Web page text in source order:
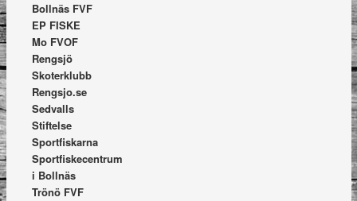
Bollnäs FVF
EP FISKE
Mo FVOF
Rengsjö
Skoterklubb
Rengsjo.se
Sedvalls
Stiftelse
Sportfiskarna
Sportfiskecentrum
i Bollnäs
Trönö FVF